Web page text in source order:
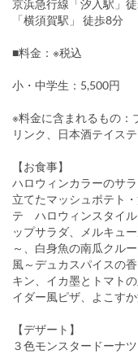
京浜急行線「汐入駅」
「横須賀駅」 徒歩8分
■料金：※税込
小・中学生：5,500円
※料金に含まれるもの：
リンク、日本酒テイス
【お食事】
ハロウィンカラーのサ
立てたマッシュポテト
テ ハロウィンスタイル
ップサラダ、メルキュ
～、白身魚の南瓜クル
風～デュカスパイスの
キン、イカ墨とトマト
イダー風ピザ、よこす
【デザート】
３色モンスタードーナ